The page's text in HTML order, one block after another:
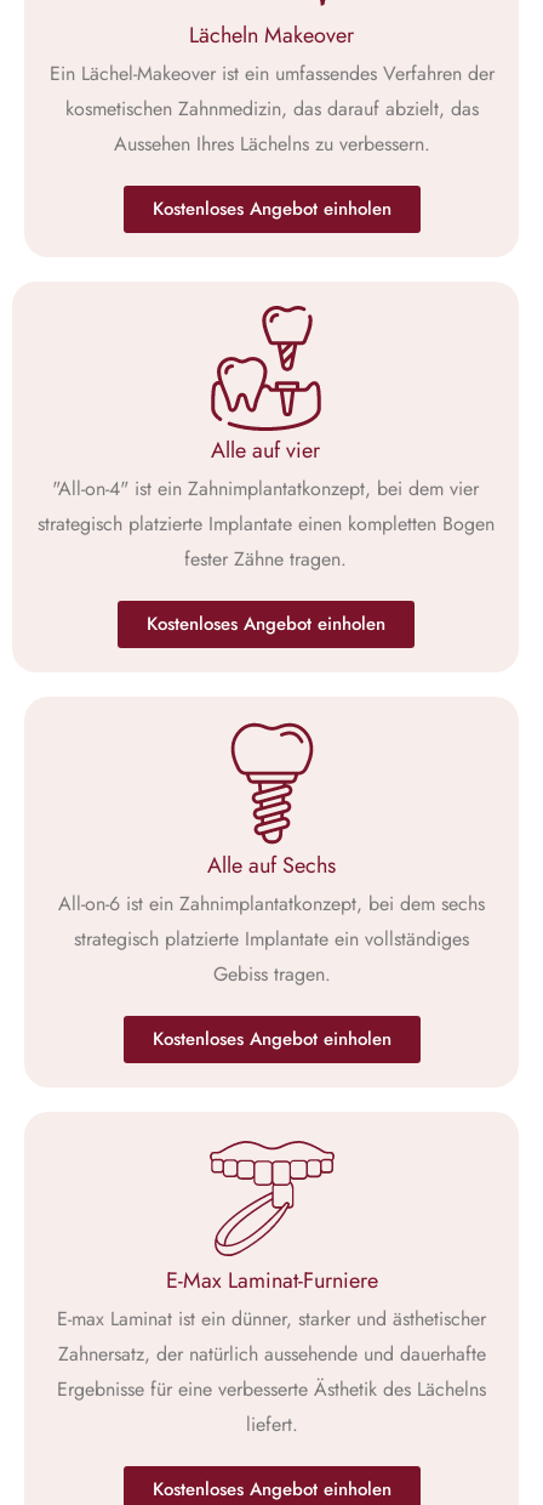
Lächeln Makeover
Ein Lächel-Makeover ist ein umfassendes Verfahren der
kosmetischen Zahnmedizin, das darauf abzielt, das
Aussehen Ihres Lächelns zu verbessern.
Kostenloses Angebot einholen
Alle auf vier
"All-on-4" ist ein Zahnimplantatkonzept, bei dem vier
strategisch platzierte Implantate einen kompletten Bogen
fester Zähne tragen.
Kostenloses Angebot einholen
Alle auf Sechs
All-on-6 ist ein Zahnimplantatkonzept, bei dem sechs
strategisch platzierte Implantate ein vollständiges
Gebiss tragen.
Kostenloses Angebot einholen
E-Max Laminat-Furniere
E-max Laminat ist ein dünner, starker und ästhetischer
Zahnersatz, der natürlich aussehende und dauerhafte
Ergebnisse für eine verbesserte Ästhetik des Lächelns
liefert.
Kostenloses Angebot einholen